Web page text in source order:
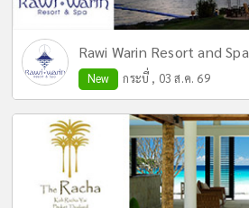
Rawi Warin Resort and Spa
New กระบี่ , 03 ส.ค. 69